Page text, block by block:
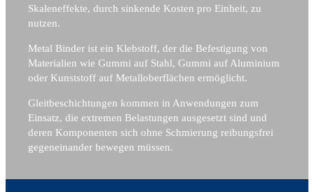
Skaleneffekte, durch sinkende Kosten pro Einheit, zu
nutzen.
Metal Binder ist ein Klebstoff, der die Befestigung von
Materialien wie Gummi auf Stahl, Gummi auf Aluminium
oder Kunststoff auf Metalloberflächen ermöglicht.
Gleitbeschichtungen kommen in Anwendungen zum
Einsatz, die extremen Belastungen ausgesetzt sind und
deren Komponenten sich ohne Schmierung reibungsfrei
gegeneinander bewegen müssen.